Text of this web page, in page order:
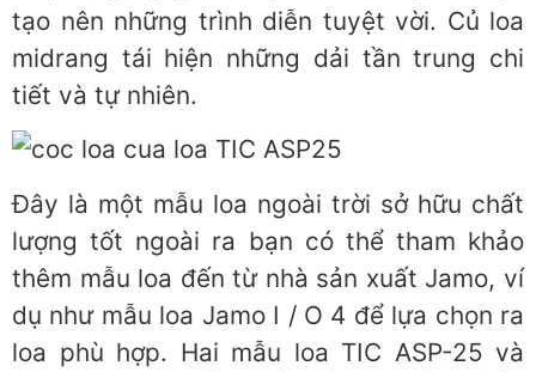
tạo nên những trình diễn tuyệt vời. Củ loa
midrang tái hiện những dải tần trung chi
tiết và tự nhiên.
Đây là một mẫu loa ngoài trời sở hữu chất
lượng tốt ngoài ra bạn có thể tham khảo
thêm mẫu loa đến từ nhà sản xuất Jamo, ví
dụ như mẫu loa Jamo I / O 4 để lựa chọn ra
loa phù hợp. Hai mẫu loa TIC ASP-25 và